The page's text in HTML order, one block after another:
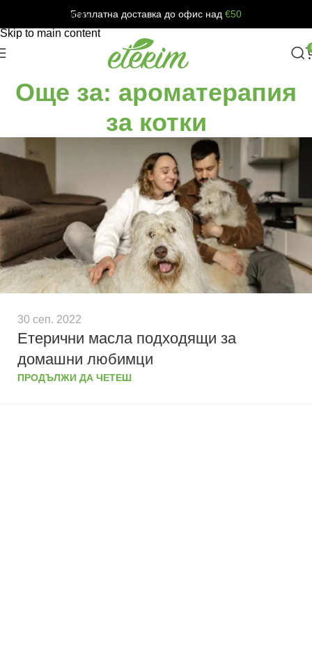
Skip to navigation
Skip to main content
Безплатна доставка до офис над €50
Още за: ароматерапия
за котки
30 сеп. 2022
Етерични масла подходящи за
домашни любимци
ПРОДЪЛЖИ ДА ЧЕТЕШ